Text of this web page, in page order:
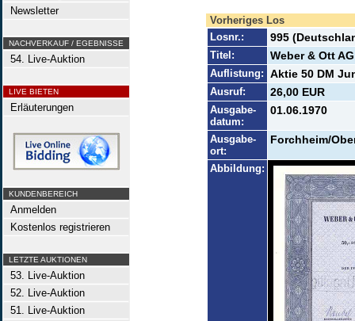
Newsletter
NACHVERKAUF / EGEBNISSE
54. Live-Auktion
LIVE BIETEN
Erläuterungen
KUNDENBEREICH
Anmelden
Kostenlos registrieren
LETZTE AUKTIONEN
53. Live-Auktion
52. Live-Auktion
51. Live-Auktion
Vorheriges Los
Losnr.:
995
Titel: Weber & Ott AG
Auflistung: Aktie 50 DM
Ausruf: 26,00 EUR
Ausgabe-
datum:
01.06.1970
Ausgabe-
ort:
Forchheim/
Abbildung: